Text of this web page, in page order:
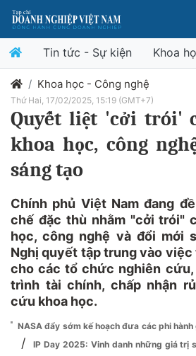
Tin tức - Sự kiện Khoa
Khoa học - Công nghệ
Thứ Hai, 17/02/2025, 15:19 (GMT+7)
Quyết liệt 'cởi trói'
khoa học, công
sáng tạo
Chính phủ Việt Nam đang
chế đặc thù nhằm "cởi trói"
học, công nghệ và đổi mới
Nghị quyết tập trung vào
cho các tổ chức nghiên cứu,
trình tài chính, chấp nhận
cứu khoa học.
NASA đẩy sớm kế hoạch đưa các phi
/
IP Day 2025: Vinh danh những giá trị